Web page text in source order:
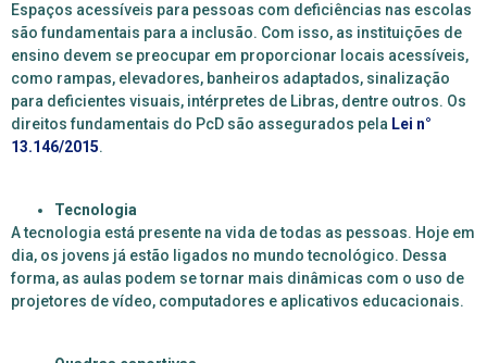
Espaços acessíveis para pessoas com deficiências nas escolas
são fundamentais para a inclusão. Com isso, as instituições de
ensino devem se preocupar em proporcionar locais acessíveis,
como rampas, elevadores, banheiros adaptados, sinalização
para deficientes visuais, intérpretes de Libras, dentre outros. Os
direitos fundamentais do PcD são assegurados pela Lei n°
13.146/2015.
Tecnologia
A tecnologia está presente na vida de todas as pessoas. Hoje em
dia, os jovens já estão ligados no mundo tecnológico. Dessa
forma, as aulas podem se tornar mais dinâmicas com o uso de
projetores de vídeo, computadores e aplicativos educacionais.